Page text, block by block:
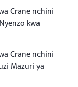
Crane nchini
kwa
Crane nchini
Mazuri ya